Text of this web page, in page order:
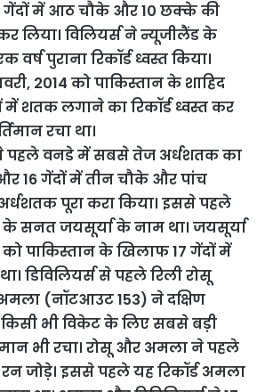
में आठ चौके और 10 छक्के की
लिया। विलियर्स ने न्यूजीलैंड के
पुराना रिकॉर्ड ध्वस्त किया।
2014 को पाकिस्तान के शाहिद
में शतक लगाने का रिकॉर्ड ध्वस्त कर
रचा था।
पहले वनडे में सबसे तेज अर्धशतक का
और 16 गेंदों में तीन चौके और पांच
पूरा करा किया। इससे पहले
के सनत जयसूर्या के नाम था। जयसूर्या
पाकिस्तान के खिलाफ 17 गेंदों में
डिविलियर्स से पहले रिली रोसू
(नॉटआउट 153) ने दक्षिण
भी विकेट के लिए सबसे बड़ी
भी रचा। रोसू और अमला ने पहले
जोड़े। इससे पहले यह रिकॉर्ड अमला